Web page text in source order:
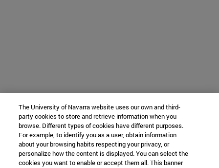
The University of Navarra website uses our own and third-
party cookies to store and retrieve information when you
browse. Different types of cookies have different purposes.
For example, to identify you as a user, obtain information
about your browsing habits respecting your privacy, or
personalize how the content is displayed. You can select the
cookies you want to enable or accept them all. This banner